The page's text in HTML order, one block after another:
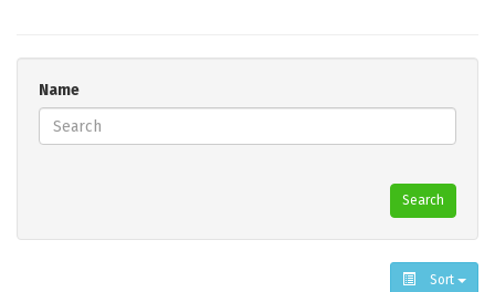
Name
Search
Sort